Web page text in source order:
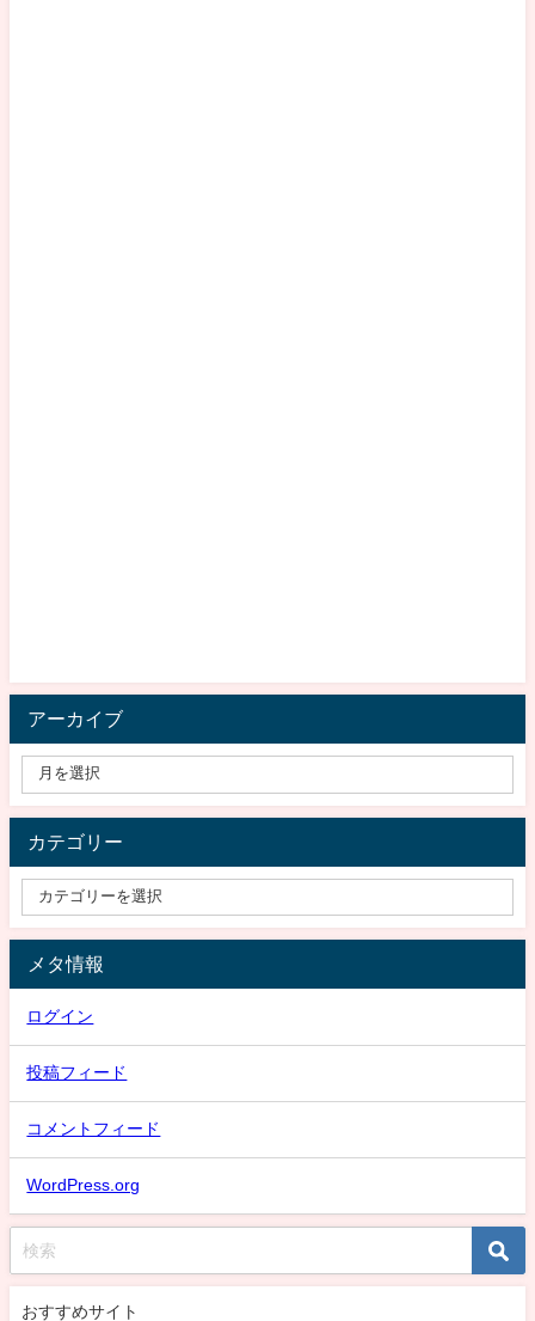
アーカイブ
カテゴリー
メタ情報
ログイン
投稿フィード
コメントフィード
WordPress.org
おすすめサイト